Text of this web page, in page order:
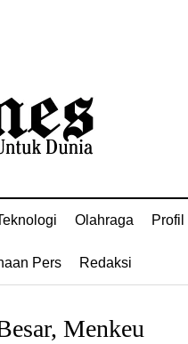
Olahraga Profil
Pers Redaksi
Menkeu